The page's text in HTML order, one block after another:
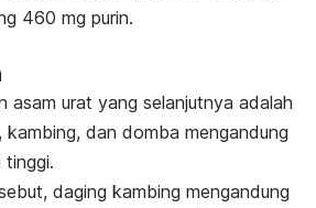
460 mg purin.
asam urat yang selanjutnya adalah
kambing, dan domba mengandung
tinggi.
daging kambing mengandung